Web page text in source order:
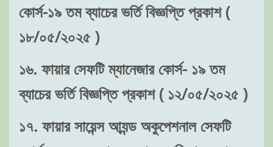
কোর্স-১৯ তম ব্যাচের ভর্তি বিজ্ঞপ্তি প্রকাশ (
১৮/০৫/২০২৫ )
১৬. ফায়ার সেফটি ম্যানেজার কোর্স- ১৯ তম
ব্যাচের ভর্তি বিজ্ঞপ্তি প্রকাশ ( ১২/০৫/২০২৫ )
১৭. ফায়ার সায়েন্স আ্যন্ড অকুপেশনাল সেফটি